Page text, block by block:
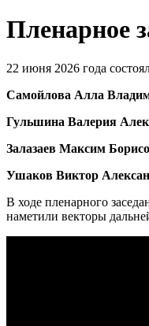
Пленарное
22 июня 2026 года
Самойлова Алла
Гульшина Валерия
Залазаев Максим
Ушаков Виктор
В ходе пленарного
наметили векторы